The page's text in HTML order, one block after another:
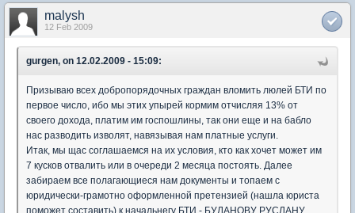
malysh
12 Feb 2009
gurgen, on 12.02.2009 - 15:09:
Призываю всех добропорядочных граждан вломить люлей БТИ по
первое число, ибо мы этих упырей кормим отчисляя 13% от
своего дохода, платим им госпошлины, так они еще и на бабло
нас разводить изволят, навязывая нам платные услуги.
Итак, мы щас соглашаемся на их условия, кто как хочет может им
7 кусков отвалить или в очереди 2 месяца постоять. Далее
забираем все полагающиеся нам документы и топаем с
юридически-грамотно оформленной претензией (нашла юриста